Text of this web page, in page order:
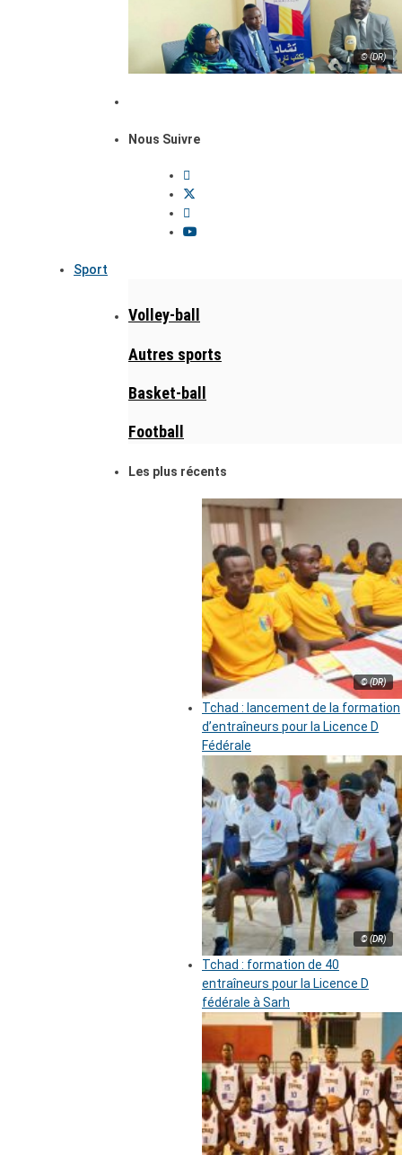
© (DR)
Nous Suivre
Sport
Volley-ball
Autres sports
Basket-ball
Football
Les plus récents
© (DR)
Tchad : lancement de la formation
d’entraîneurs pour la Licence D
Fédérale
© (DR)
Tchad : formation de 40
entraîneurs pour la Licence D
fédérale à Sarh